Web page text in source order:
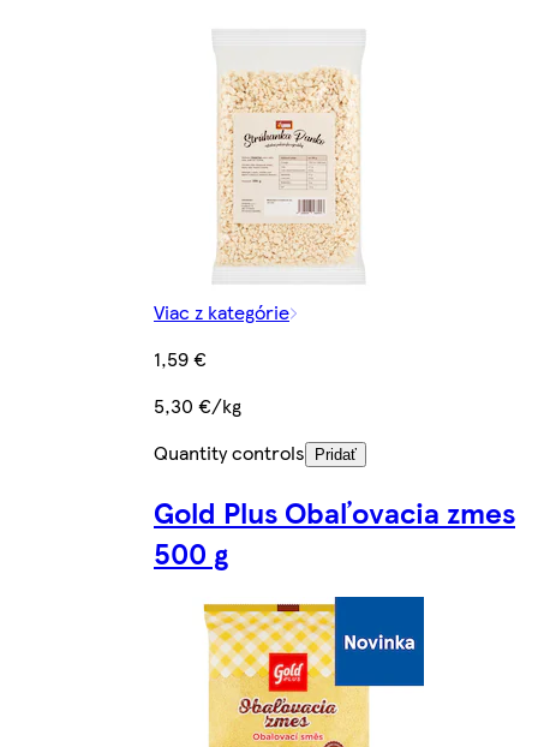
Viac z kategórie
1,59 €
5,30 €/kg
Quantity controls
Pridať
Gold Plus Obaľovacia zmes
500 g